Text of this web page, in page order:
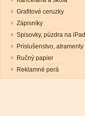
Grafitové ceruzky
Zápisníky
Spisovky, púzdra na iPad
Príslušenstvo, atramenty
Ručný papier
Reklamné perá